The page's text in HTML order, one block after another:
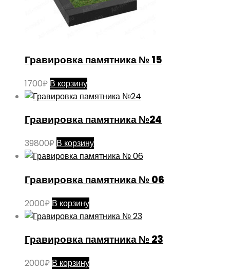
Гравировка памятника № 15
1700₽ В корзину
Гравировка памятника №24
39800₽ В корзину
Гравировка памятника № 06
2000₽ В корзину
Гравировка памятника № 23
2000₽ В корзину